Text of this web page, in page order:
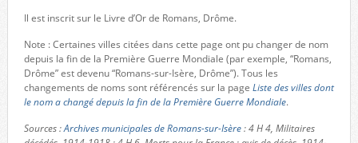
Il est inscrit sur le Livre d’Or de Romans, Drôme.
Note : Certaines villes citées dans cette page ont pu changer de nom
depuis la fin de la Première Guerre Mondiale (par exemple, “Romans,
Drôme” est devenu “Romans-sur-Isère, Drôme”). Tous les
changements de noms sont référencés sur la page Liste des villes dont
le nom a changé depuis la fin de la Première Guerre Mondiale.
Sources :Archives municipales de Romans-sur-Isère: 4 H 4, Militaires